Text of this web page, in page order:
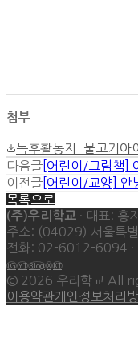
첨부
독후활동지_물고기아
다음글 [어린이/그림책]
이전글 [어린이/교양] 안
목록으로
(주)우리학교 · 대표: 홍
주소: (04029) 서울특
전화: 02-6012-6094
IG YT Blog X KT
© 2026 우리학교 All
이용약관개인정보처리